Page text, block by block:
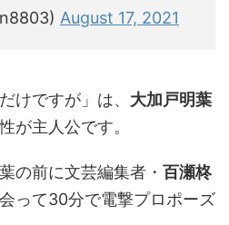
August 17, 2021
けですが」は、 大加戸明葉
が主人公です。
の前に文芸編集者・ 百瀬柊
って30分で電撃プロポーズ